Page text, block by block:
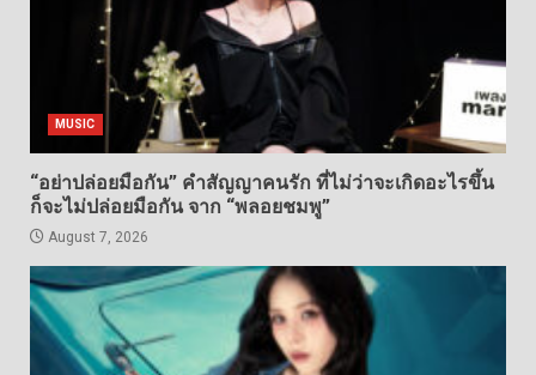
MUSIC
“อย่าปล่อยมือกัน” คำสัญญาคนรัก ที่ไม่ว่าจะเกิดอะไรขึ้น
ก็จะไม่ปล่อยมือกัน จาก “พลอยชมพู”
August 7, 2026